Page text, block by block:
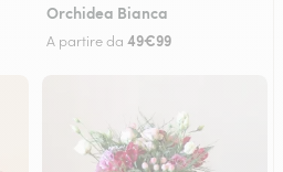
Orchidea Bianca
A partire da 49€99